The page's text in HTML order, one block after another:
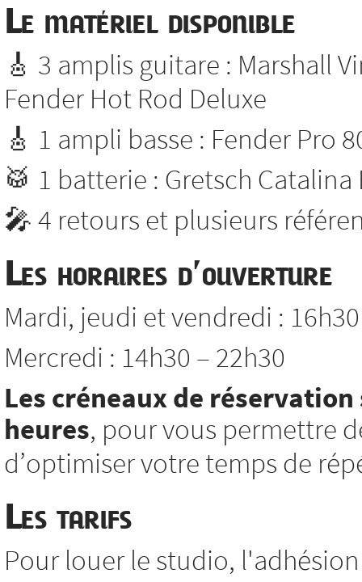
Le matériel disponible
🎸 3 amplis guitare : Marshall
Fender Hot Rod Deluxe
🎸 1 ampli basse : Fender Pro
🥁 1 batterie : Gretsch Catalina
🎤 4 retours et plusieurs
Les horaires d’ouverture
Mardi, jeudi et vendredi :
Mercredi : 14h30 – 22h30
Les créneaux de
heures, pour vous permettre
d’optimiser votre temps de
Les tarifs
Pour louer le studio,